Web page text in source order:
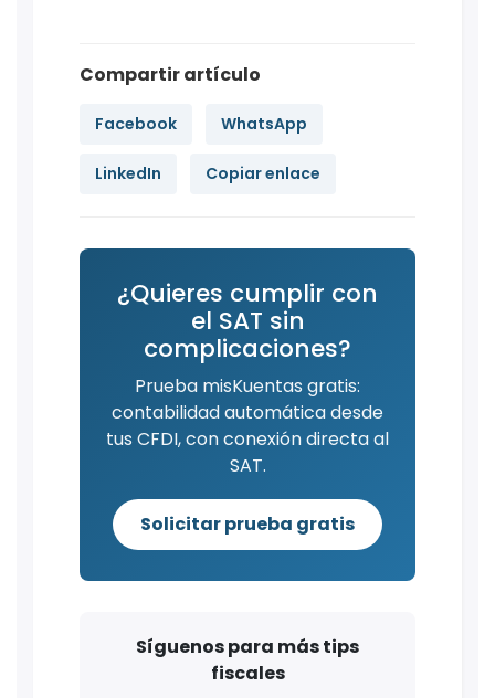
Compartir artículo
Facebook WhatsApp
LinkedIn Copiar enlace
¿Quieres cumplir con
el SAT sin
complicaciones?
Prueba misKuentas gratis:
contabilidad automática desde
tus CFDI, con conexión directa al
SAT.
Solicitar prueba gratis
Síguenos para más tips
fiscales